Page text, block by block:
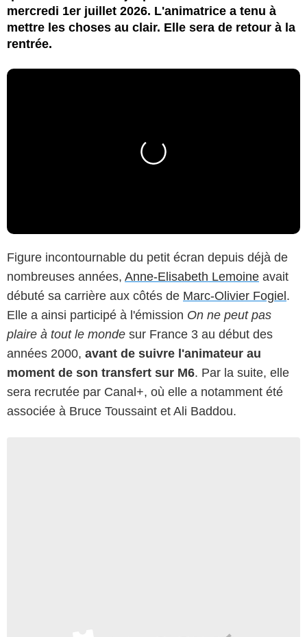
mercredi 1er juillet 2026. L'animatrice a tenu à
mettre les choses au clair. Elle sera de retour à la
rentrée.
Figure incontournable du petit écran depuis déjà de
nombreuses années, Anne-Elisabeth Lemoine avait
débuté sa carrière aux côtés de Marc-Olivier Fogiel.
Elle a ainsi participé à l'émission On ne peut pas
plaire à tout le monde sur France 3 au début des
années 2000, avant de suivre l'animateur au
moment de son transfert sur M6. Par la suite, elle
sera recrutée par Canal+, où elle a notamment été
associée à Bruce Toussaint et Ali Baddou.